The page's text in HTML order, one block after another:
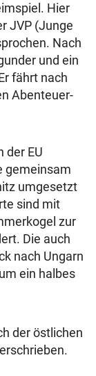
Hier
JVP (Junge
Nach
und ein
fährt nach
Abenteuer-
der EU
gemeinsam
umgesetzt
sind mit
zur
Die auch
nach Ungarn
ein halbes
der östlichen